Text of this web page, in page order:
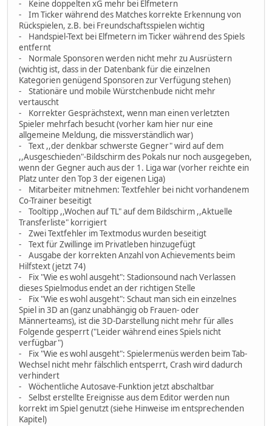
- Keine doppelten xG mehr bei Elfmetern
- Im Ticker während des Matches korrekte Erkennung von
Rückspielen, z.B. bei Freundschaftsspielen wichtig
- Handspiel-Text bei Elfmetern im Ticker während des Spiels
entfernt
- Normale Sponsoren werden nicht mehr zu Ausrüstern
(wichtig ist, dass in der Datenbank für die einzelnen
Kategorien genügend Sponsoren zur Verfügung stehen)
- Stationäre und mobile Würstchenbude nicht mehr
vertauscht
- Korrekter Gesprächstext, wenn man einen verletzten
Spieler mehrfach besucht (vorher kam hier nur eine
allgemeine Meldung, die missverständlich war)
- Text ,,der denkbar schwerste Gegner" wird auf dem
,,Ausgeschieden"-Bildschirm des Pokals nur noch ausgegeben,
wenn der Gegner auch aus der 1. Liga war (vorher reichte ein
Platz unter den Top 3 der eigenen Liga)
- Mitarbeiter mitnehmen: Textfehler bei nicht vorhandenem
Co-Trainer beseitigt
- Tooltipp ,,Wochen auf TL" auf dem Bildschirm ,,Aktuelle
Transferliste" korrigiert
- Zwei Textfehler im Textmodus wurden beseitigt
- Text für Zwillinge im Privatleben hinzugefügt
- Ausgabe der korrekten Anzahl von Achievements beim
Hilfstext (jetzt 74)
- Fix "Wie es wohl ausgeht": Stadionsound nach Verlassen
dieses Spielmodus endet an der richtigen Stelle
- Fix "Wie es wohl ausgeht": Schaut man sich ein einzelnes
Spiel in 3D an (ganz unabhängig ob Frauen- oder
Männerteams), ist die 3D-Darstellung nicht mehr für alles
Folgende gesperrt ("Leider während eines Spiels nicht
verfügbar")
- Fix "Wie es wohl ausgeht": Spielermenüs werden beim Tab-
Wechsel nicht mehr fälschlich entsperrt, Crash wird dadurch
verhindert
- Wöchentliche Autosave-Funktion jetzt abschaltbar
- Selbst erstellte Ereignisse aus dem Editor werden nun
korrekt im Spiel genutzt (siehe Hinweise im entsprechenden
Kapitel)